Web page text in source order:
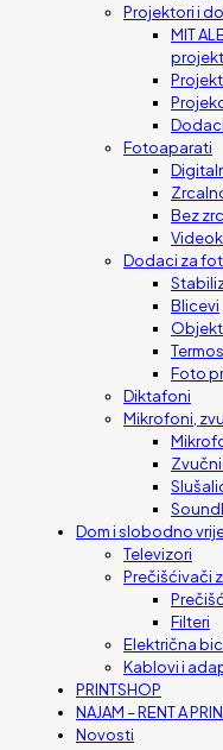
Projektori i
MIT
Fotoaparati
Bez
Dodaci za
Blicevi
Foto
Diktafoni
Mikrofoni,
Dom i slobodno
Televizori
Prečišćivači
Filteri
Električna
Kablovi i
PRINTSHOP
NAJAM – RENT A
Novosti